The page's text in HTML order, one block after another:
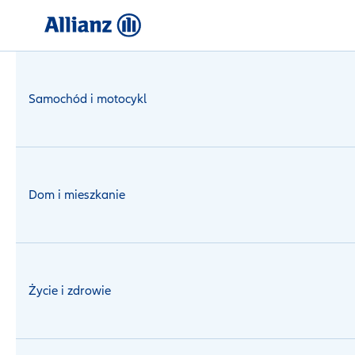
Samochód i motocykl
Dom i mieszkanie
Życie i zdrowie